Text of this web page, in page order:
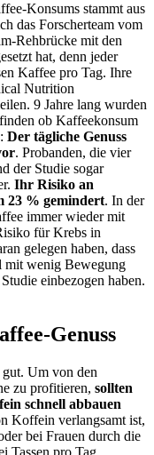
Konsums stammt aus
das Forscherteam vom
Rehbrücke mit den
hat, denn jeder
Kaffee pro Tag. Ihre
Nutrition
9 Jahre lang wurden
ob Kaffeekonsum
Der tägliche Genuss
. Probanden, die vier
der Studie sogar
Ihr Risiko an
23 % gemindert. In der
immer wieder mit
für Krebs in
gelegen haben, dass
mit wenig Bewegung
einbezogen haben.
Genuss
Um von den
zu profitieren, sollten
schnell abbauen
Koffein verlangsamt ist,
bei Frauen durch die
Tassen pro Tag